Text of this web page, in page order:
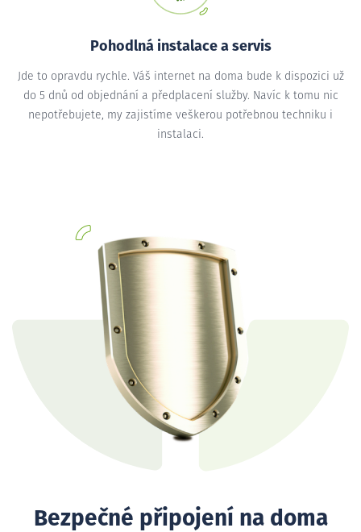
Pohodlná instalace a servis
Jde to opravdu rychle. Váš internet na doma bude k dispozici už
do 5 dnů od objednání a předplacení služby. Navíc k tomu nic
nepotřebujete, my zajistíme veškerou potřebnou techniku i
instalaci.
Bezpečné připojení na doma